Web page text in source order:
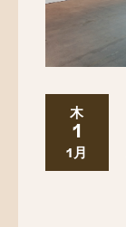
木
1
1月